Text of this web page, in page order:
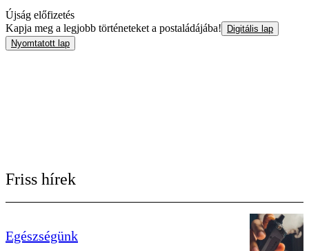
Újság előfizetés
Kapja meg a legjobb történeteket a postaládájába!
Digitális lap
Nyomtatott lap
Friss hírek
Egészségünk